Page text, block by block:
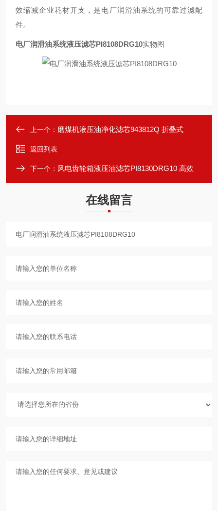
效缩减企业耗材开支，是电厂润滑油系统的可靠过滤配
件。
电厂润滑油系统液压滤芯PI8108DRG10实物图
上一个： 磨煤机液压油净化滤芯943812Q 折叠式
返回列表
下一个： 风电齿轮箱液压油滤芯PI8130DRG10 高效
在线留言